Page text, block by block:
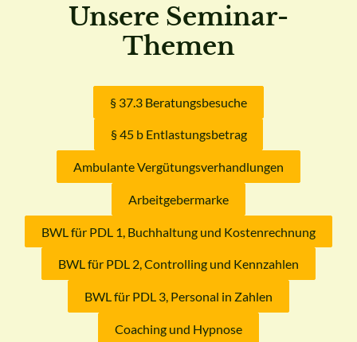
Unsere Seminar-
Themen
§ 37.3 Beratungsbesuche
§ 45 b Entlastungsbetrag
Ambulante Vergütungsverhandlungen
Arbeitgebermarke
BWL für PDL 1, Buchhaltung und Kostenrechnung
BWL für PDL 2, Controlling und Kennzahlen
BWL für PDL 3, Personal in Zahlen
Coaching und Hypnose